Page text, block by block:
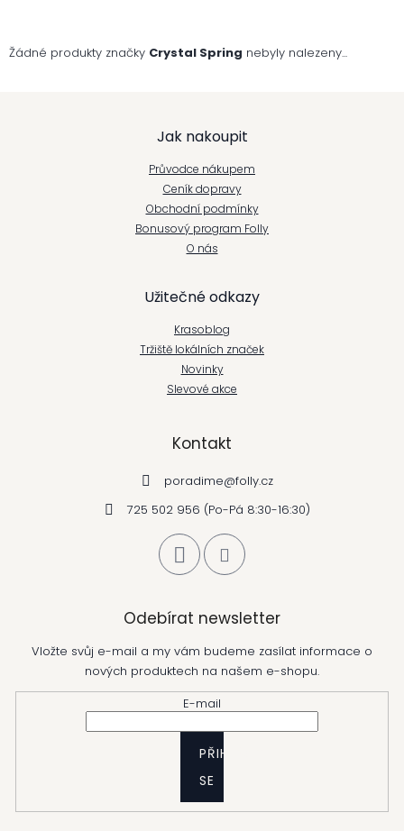
Žádné produkty značky Crystal Spring nebyly nalezeny...
Jak nakoupit
Průvodce nákupem
Ceník dopravy
Obchodní podmínky
Bonusový program Folly
O nás
Užitečné odkazy
Krasoblog
Tržiště lokálních značek
Novinky
Slevové akce
Kontakt
poradime@folly.cz
725 502 956 (Po-Pá 8:30-16:30)
Odebírat newsletter
Vložte svůj e-mail a my vám budeme zasílat informace o
nových produktech na našem e-shopu.
E-mail
PŘIHLÁSIT
SE